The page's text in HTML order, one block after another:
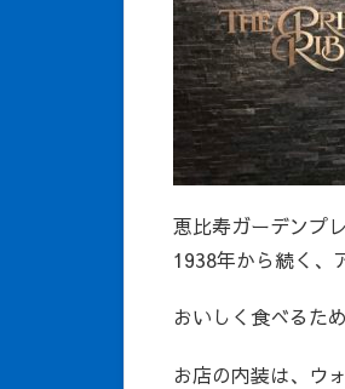
恵比寿ガーデンプ
1938年から続く、
おいしく食べるた
お店の内装は、ウ